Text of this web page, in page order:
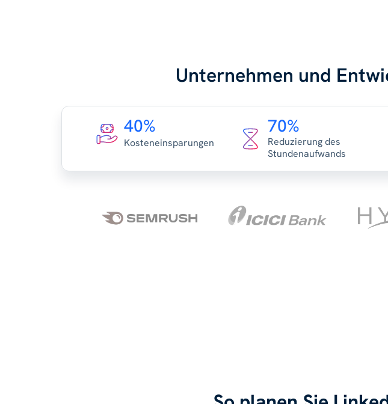
Unternehmen und
40%
Kosteneinsparungen
70%
Reduzierung des
Stundenaufwands